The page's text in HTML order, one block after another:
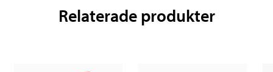
Relaterade produkter